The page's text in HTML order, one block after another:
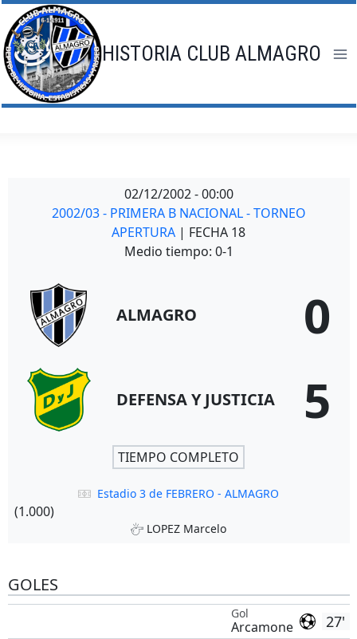
Saltar
al
contenido
HISTORIA CLUB ALMAGRO
02/12/2002 - 00:00
2002/03 - PRIMERA B NACIONAL - TORNEO
APERTURA | FECHA 18
Medio tiempo: 0-1
ALMAGRO 0
DEFENSA Y JUSTICIA 5
TIEMPO COMPLETO
Estadio 3 de FEBRERO - ALMAGRO
(1.000)
LOPEZ Marcelo
GOLES
27'
Gol
Arcamone